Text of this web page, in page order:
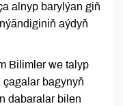
alnyp barylýan giň
aýdyň
Bilimler we talyp
bagynyň
dabaralar bilen